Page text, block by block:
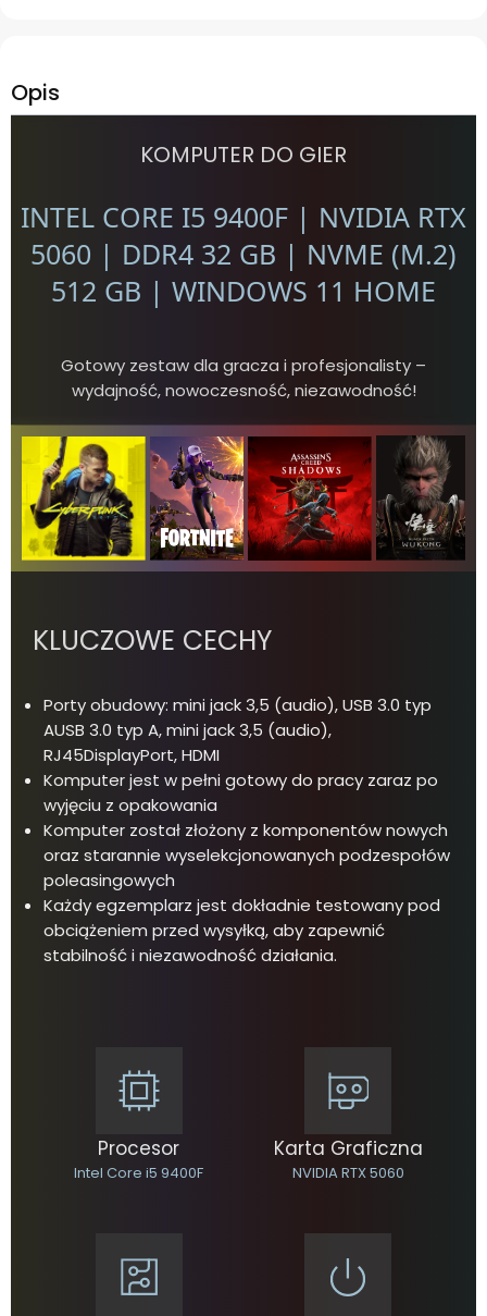
Opis
KOMPUTER DO GIER
INTEL CORE I5 9400F | NVIDIA RTX
5060 | DDR4 32 GB | NVME (M.2)
512 GB | WINDOWS 11 HOME
Gotowy zestaw dla gracza i profesjonalisty –
wydajność, nowoczesność, niezawodność!
KLUCZOWE CECHY
Porty obudowy: mini jack 3,5 (audio), USB 3.0 typ
AUSB 3.0 typ A, mini jack 3,5 (audio),
RJ45DisplayPort, HDMI
Komputer jest w pełni gotowy do pracy zaraz po
wyjęciu z opakowania
Komputer został złożony z komponentów nowych
oraz starannie wyselekcjonowanych podzespołów
poleasingowych
Każdy egzemplarz jest dokładnie testowany pod
obciążeniem przed wysyłką, aby zapewnić
stabilność i niezawodność działania.
Procesor
Intel Core i5 9400F
Karta Graficzna
NVIDIA RTX 5060